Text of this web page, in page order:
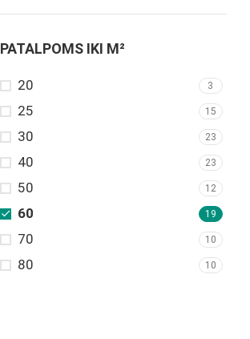
PATALPOMS IKI M²
20 3
25 15
30 23
40 23
50 12
60 19
70 10
80 10